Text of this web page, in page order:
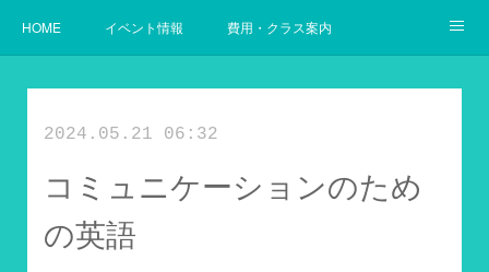
HOME イベント情報 費用・クラス案内
2024.05.21 06:32
コミュニケーションのため
の英語